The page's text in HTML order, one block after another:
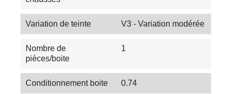
Variation de teinte V3 - Variation modérée
Nombre de
pièces/boite
1
Conditionnement boite 0.74